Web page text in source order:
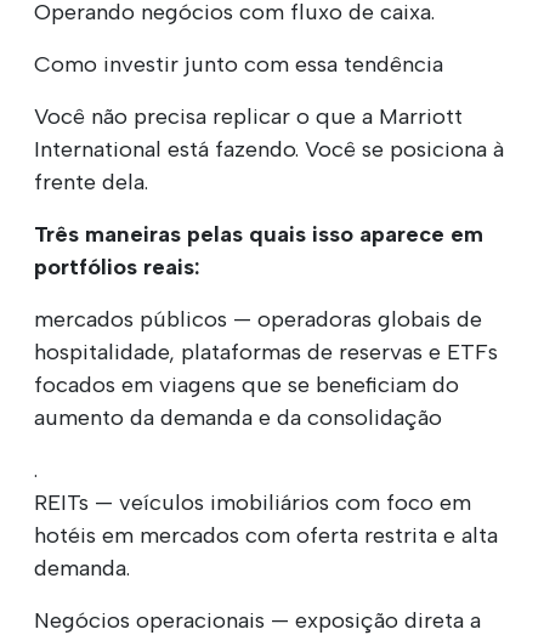
Operando negócios com fluxo de caixa.
Como investir junto com essa tendência
Você não precisa replicar o que a Marriott
International está fazendo. Você se posiciona à
frente dela.
Três maneiras pelas quais isso aparece em
portfólios reais:
mercados públicos — operadoras globais de
hospitalidade, plataformas de reservas e ETFs
focados em viagens que se beneficiam do
aumento da demanda e da consolidação
.
REITs — veículos imobiliários com foco em
hotéis em mercados com oferta restrita e alta
demanda.
Negócios operacionais — exposição direta a